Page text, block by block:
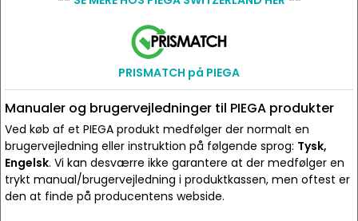
PRISMATCH på PIEGA
Manualer og brugervejledninger til PIEGA produkter
Ved køb af et PIEGA produkt medfølger der normalt en
brugervejledning eller instruktion på følgende sprog: Tysk,
Engelsk. Vi kan desværre ikke garantere at der medfølger en
trykt manual/brugervejledning i produktkassen, men oftest er
den at finde på producentens webside.